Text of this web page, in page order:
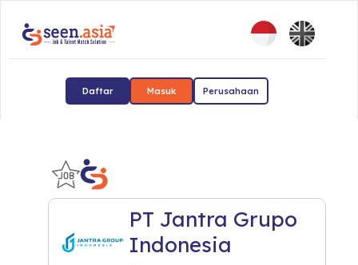
Daftar Masuk Perusahaan
PT Jantra Grupo
Indonesia